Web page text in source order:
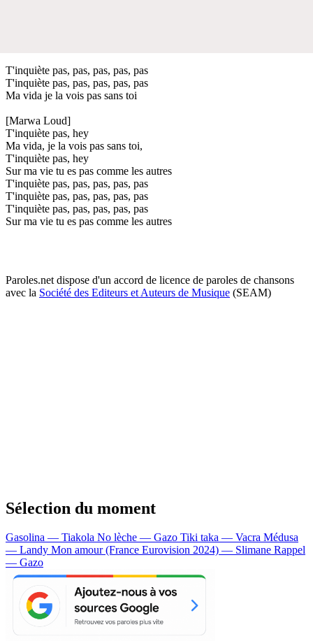
T'inquiète pas, pas, pas, pas, pas
T'inquiète pas, pas, pas, pas, pas
Ma vida je la vois pas sans toi
[Marwa Loud]
T'inquiète pas, hey
Ma vida, je la vois pas sans toi,
T'inquiète pas, hey
Sur ma vie tu es pas comme les autres
T'inquiète pas, pas, pas, pas, pas
T'inquiète pas, pas, pas, pas, pas
T'inquiète pas, pas, pas, pas, pas
Sur ma vie tu es pas comme les autres
Paroles.net dispose d'un accord de licence de paroles de chansons
avec la Société des Editeurs et Auteurs de Musique (SEAM)
Sélection du moment
Gasolina — Tiakola No lèche — Gazo Tiki taka — Vacra Médusa
— Landy Mon amour (France Eurovision 2024) — Slimane Rappel
— Gazo